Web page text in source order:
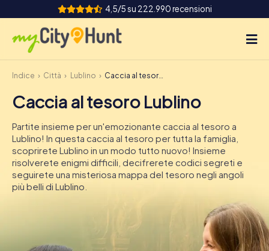
4,5/5 su 222.990 recensioni
Come funziona
Città
Tour
Team Building
Biglietti
DE
IE
Indice Città Lublino Caccia al tesoro Lublino
Caccia al tesoro Lublino
Partite insieme per un'emozionante caccia al tesoro a
Lublino! In questa caccia al tesoro per tutta la famiglia,
scoprirete Lublino in un modo tutto nuovo! Insieme
risolverete enigmi difficili, decifrerete codici segreti e
seguirete una misteriosa mappa del tesoro negli angoli
più belli di Lublino.